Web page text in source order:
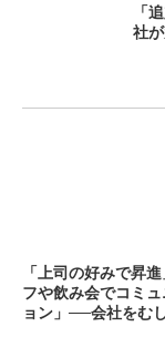
「
社
「上司の好みで昇
フや飲み会でコミ
ョン」──会社をむ